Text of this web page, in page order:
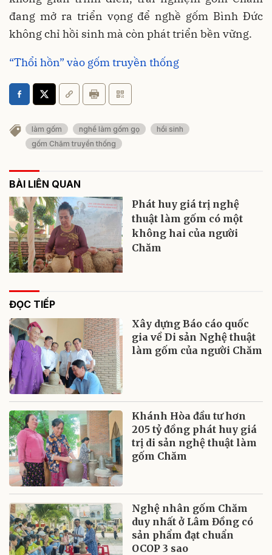
đang mở ra triển vọng để nghề gốm Bình Đức
không chỉ hồi sinh mà còn phát triển bền vững.
“Thổi hồn” vào gốm truyền thống
làm gốm nghề làm gốm gọ
hồi sinh
gốm Chăm truyền thống
BÀI LIÊN QUAN
Phát huy giá trị nghệ
thuật làm gốm có một
không hai của người
Chăm
ĐỌC TIẾP
Xây dựng Báo cáo quốc
gia về Di sản Nghệ thuật
làm gốm của người Chăm
Khánh Hòa đầu tư hơn
205 tỷ đồng phát huy giá
trị di sản nghệ thuật làm
gốm Chăm
Nghệ nhân gốm Chăm
duy nhất ở Lâm Đồng có
sản phẩm đạt chuẩn
OCOP 3 sao